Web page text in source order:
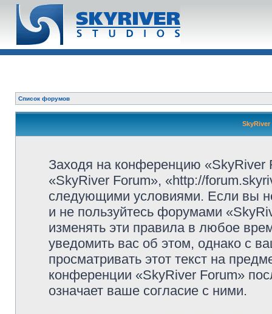
Список форумов
Заходя на конференцию
«SkyRiver Forum», «http://
следующими условиями. Если вы
и не пользуйтесь форумами
изменять эти правила в любое
уведомить вас об этом, однако с
просматривать этот текст на
конференции «SkyRiver Forum»
означает ваше согласие с ними.